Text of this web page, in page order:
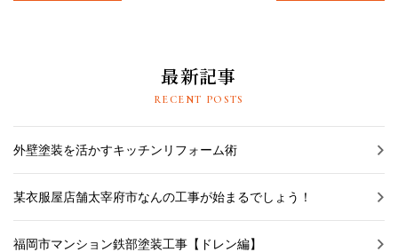
最新記事
RECENT POSTS
外壁塗装を活かすキッチンリフォーム術
某衣服屋店舗太宰府市なんの工事が始まるでしょう！
福岡市マンション鉄部塗装工事【ドレン編】